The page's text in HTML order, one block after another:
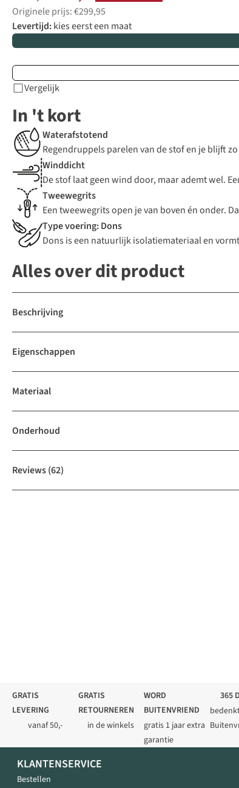
Originele prijs: €299,95
Levertijd:kies eerst een maat
Vergelijk
In 't kort
Waterafstotend
Regendruppels parelen van de stof en je blijft
Winddicht
De stof laat geen wind door, maar ademt wel.
Tweewegrits
Een tweewegrits open je van boven én onder.
Type voering: Dons
Dons is een natuurlijk isolatiemateriaal en
Alles over dit product
Beschrijving
Eigenschappen
Materiaal
Onderhoud
Reviews(62)
GRATIS
LEVERING
vanaf 50,-
GRATIS
RETOURNEREN
in de winkels
WORD
BUITENVRIEND
gratis 1 jaar extra
garantie
365
KLANTENSERVICE
Bestellen